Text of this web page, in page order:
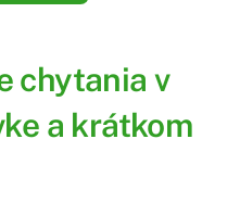
chytania v
a krátkom